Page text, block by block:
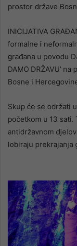
prostor države
INICIJATIVA
formalne i
građana u povodu
DAMO DRŽAVU’
Bosne i
Skup će se održati
početkom u 13 sati.
antidržavnom
lobiraju prekrajanja